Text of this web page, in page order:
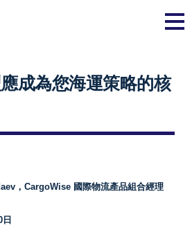
成為您海運策略的核
，CargoWise 國際物流產品組合經理